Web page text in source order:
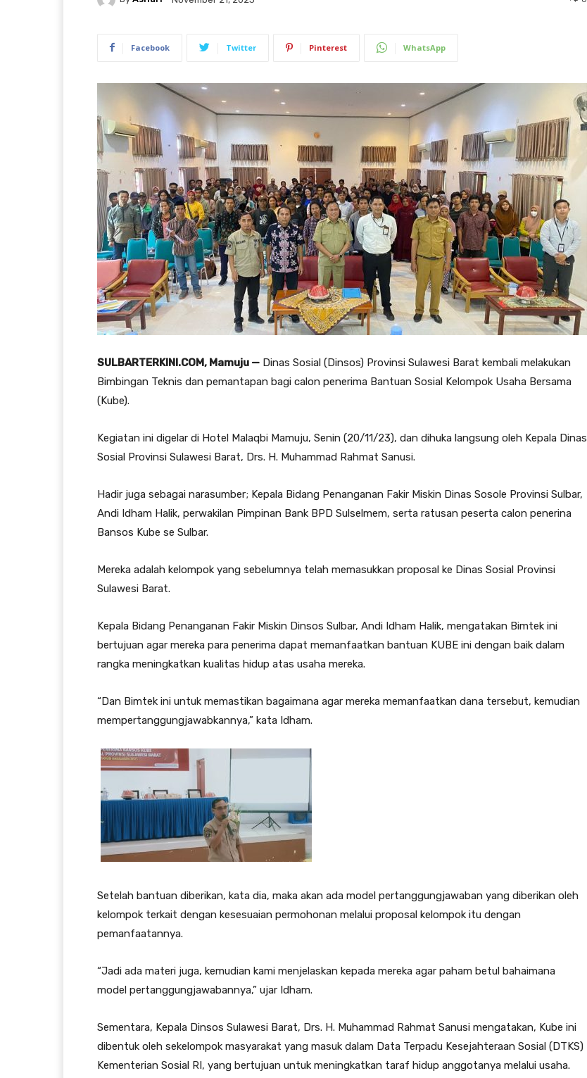
Facebook Twitter Pinterest WhatsApp
SULBARTERKINI.COM, Mamuju — Dinas Sosial (Dinsos) Provinsi Sulawesi Barat kembali melakukan
Bimbingan Teknis dan pemantapan bagi calon penerima Bantuan Sosial Kelompok Usaha Bersama
(Kube).
Kegiatan ini digelar di Hotel Malaqbi Mamuju, Senin (20/11/23), dan dihuka langsung oleh Kepala Dinas
Sosial Provinsi Sulawesi Barat, Drs. H. Muhammad Rahmat Sanusi.
Hadir juga sebagai narasumber; Kepala Bidang Penanganan Fakir Miskin Dinas Sosole Provinsi Sulbar,
Andi Idham Halik, perwakilan Pimpinan Bank BPD Sulselmem, serta ratusan peserta calon penerina
Bansos Kube se Sulbar.
Mereka adalah kelompok yang sebelumnya telah memasukkan proposal ke Dinas Sosial Provinsi
Sulawesi Barat.
Kepala Bidang Penanganan Fakir Miskin Dinsos Sulbar, Andi Idham Halik, mengatakan Bimtek ini
bertujuan agar mereka para penerima dapat memanfaatkan bantuan KUBE ini dengan baik dalam
rangka meningkatkan kualitas hidup atas usaha mereka.
“Dan Bimtek ini untuk memastikan bagaimana agar mereka memanfaatkan dana tersebut, kemudian
mempertanggungjawabkannya,” kata Idham.
Setelah bantuan diberikan, kata dia, maka akan ada model pertanggungjawaban yang diberikan oleh
kelompok terkait dengan kesesuaian permohonan melalui proposal kelompok itu dengan
pemanfaatannya.
“Jadi ada materi juga, kemudian kami menjelaskan kepada mereka agar paham betul bahaimana
model pertanggungjawabannya,” ujar Idham.
Sementara, Kepala Dinsos Sulawesi Barat, Drs. H. Muhammad Rahmat Sanusi mengatakan, Kube ini
dibentuk oleh sekelompok masyarakat yang masuk dalam Data Terpadu Kesejahteraan Sosial (DTKS)
Kementerian Sosial RI, yang bertujuan untuk meningkatkan taraf hidup anggotanya melalui usaha.